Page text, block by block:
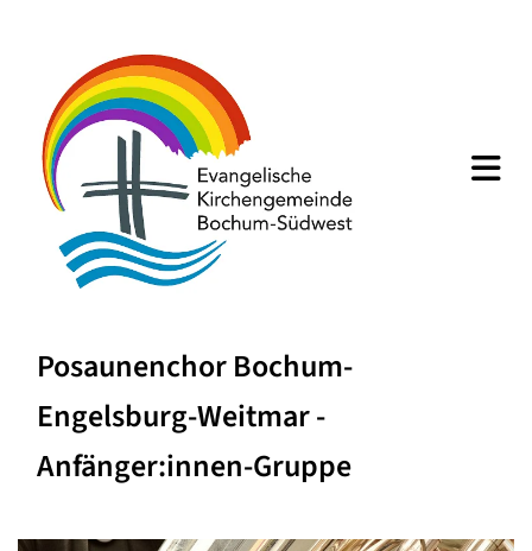
Posaunenchor Bochum-
Engelsburg-Weitmar -
Anfänger:innen-Gruppe